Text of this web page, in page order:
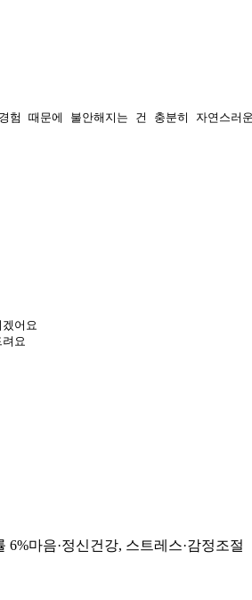
험 때문에 불안해지는 건 충분히 자연스
어요
요
6%마음·정신건강, 스트레스·감정조절